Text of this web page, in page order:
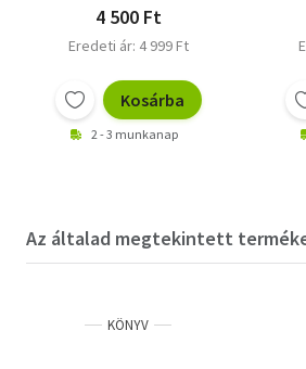
4 500 Ft
Eredeti ár: 4 999 Ft
Kosárba
2 - 3 munkanap
Az általad megtekintett
KÖNYV